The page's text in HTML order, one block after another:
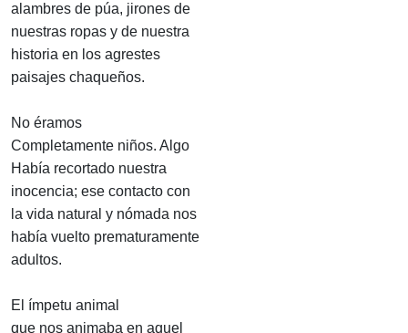
alambres de púa, jirones de
nuestras ropas y de nuestra
historia en los agrestes
paisajes chaqueños.
No éramos
Completamente niños. Algo
Había recortado nuestra
inocencia; ese contacto con
la vida natural y nómada nos
había vuelto prematuramente
adultos.
El ímpetu animal
que nos animaba en aquel